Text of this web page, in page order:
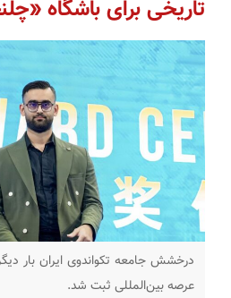
تاریخی برای باشگاه
درخشش جامعه تکواندوی ایران بار
عرصه بین‌المللی ثبت شد.